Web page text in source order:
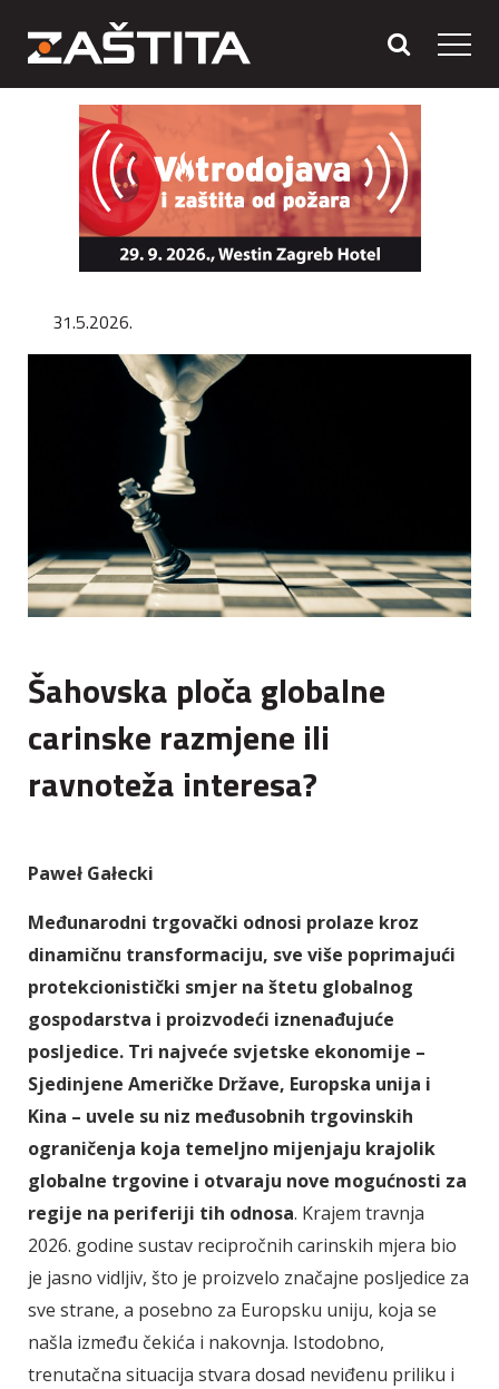
31.5.2026.
Šahovska ploča globalne
carinske razmjene ili
ravnoteža interesa?
Paweł Gałecki
Međunarodni trgovački odnosi prolaze kroz
dinamičnu transformaciju, sve više poprimajući
protekcionistički smjer na štetu globalnog
gospodarstva i proizvodeći iznenađujuće
posljedice. Tri najveće svjetske ekonomije –
Sjedinjene Američke Države, Europska unija i
Kina – uvele su niz međusobnih trgovinskih
ograničenja koja temeljno mijenjaju krajolik
globalne trgovine i otvaraju nove mogućnosti za
regije na periferiji tih odnosa. Krajem travnja
2026. godine sustav recipročnih carinskih mjera bio
je jasno vidljiv, što je proizvelo značajne posljedice za
sve strane, a posebno za Europsku uniju, koja se
našla između čekića i nakovnja. Istodobno,
trenutačna situacija stvara dosad neviđenu priliku i